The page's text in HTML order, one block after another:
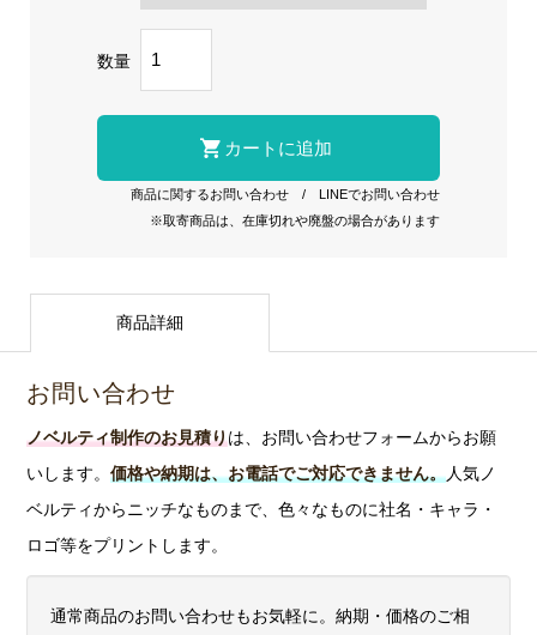
数量
商品に関するお問い合わせ /LINEでお問い合わせ
※取寄商品は、在庫切れや廃盤の場合があります
商品詳細
お問い合わせ
ノベルティ制作のお見積り は、お問い合わせフォームからお願
いします。価格や納期は、お電話でご対応できません。人気ノ
ベルティからニッチなものまで、色々なものに社名・キャラ・
ロゴ等をプリントします。
通常商品のお問い合わせもお気軽に。納期・価格のご相